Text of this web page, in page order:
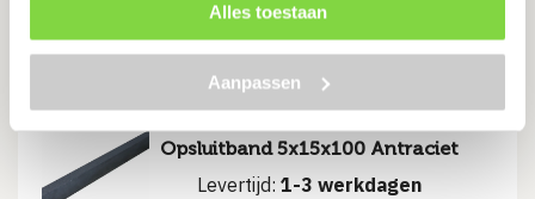
Alles toestaan
Aanpassen
Opsluitband 5x15x100 Antraciet
Levertijd: 1-3 werkdagen